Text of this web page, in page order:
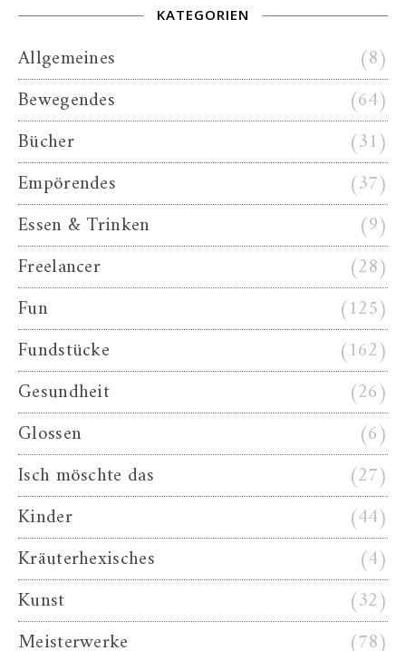
KATEGORIEN
Allgemeines
(8)
Bewegendes
(64)
Bücher
(31)
Empörendes
(37)
Essen & Trinken
(9)
Freelancer
(28)
Fun
(125)
Fundstücke
(162)
Gesundheit
(26)
Glossen
(6)
Isch möschte das
(27)
Kinder
(44)
Kräuterhexisches
(4)
Kunst
(32)
Meisterwerke
(78)